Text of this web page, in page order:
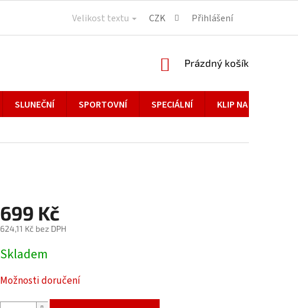
Velikost textu CZK Přihlášení
NÁKUPNÍ
Prázdný košík
SLUNEČNÍ SPORTOVNÍ SPECIÁLNÍ KLIP NA BRÝLE
699 Kč
624,11 Kč bez DPH
Měrná
cena:
Skladem
Možnosti doručení